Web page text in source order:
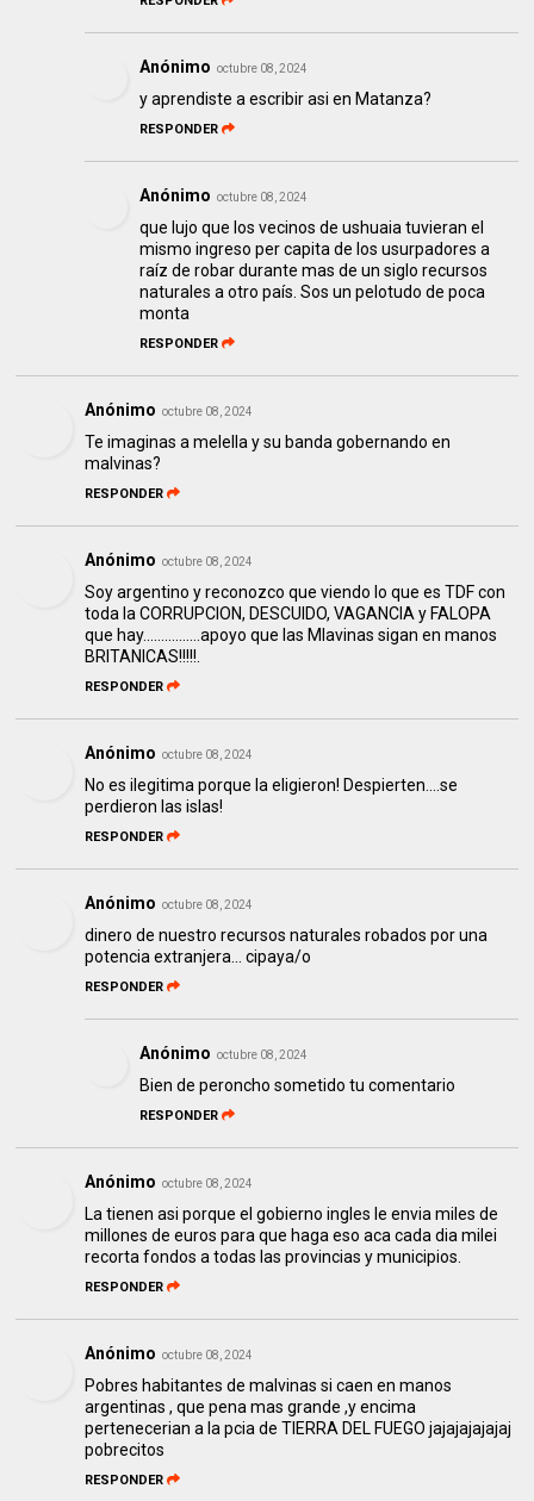
Anónimo octubre 08, 2024
y aprendiste a escribir asi en Matanza?
RESPONDER
Anónimo octubre 08, 2024
que lujo que los vecinos de ushuaia tuvieran el
mismo ingreso per capita de los usurpadores a
raíz de robar durante mas de un siglo recursos
naturales a otro país. Sos un pelotudo de poca
monta
RESPONDER
Anónimo octubre 08, 2024
Te imaginas a melella y su banda gobernando en
malvinas?
RESPONDER
Anónimo octubre 08, 2024
Soy argentino y reconozco que viendo lo que es TDF con
toda la CORRUPCION, DESCUIDO, VAGANCIA y FALOPA
que hay................apoyo que las Mlavinas sigan en manos
BRITANICAS!!!!!.
RESPONDER
Anónimo octubre 08, 2024
No es ilegitima porque la eligieron! Despierten....se
perdieron las islas!
RESPONDER
Anónimo octubre 08, 2024
dinero de nuestro recursos naturales robados por una
potencia extranjera... cipaya/o
RESPONDER
Anónimo octubre 08, 2024
Bien de peroncho sometido tu comentario
RESPONDER
Anónimo octubre 08, 2024
La tienen asi porque el gobierno ingles le envia miles de
millones de euros para que haga eso aca cada dia milei
recorta fondos a todas las provincias y municipios.
RESPONDER
Anónimo octubre 08, 2024
Pobres habitantes de malvinas si caen en manos
argentinas , que pena mas grande ,y encima
pertenecerian a la pcia de TIERRA DEL FUEGO jajajajajajaj
pobrecitos
RESPONDER